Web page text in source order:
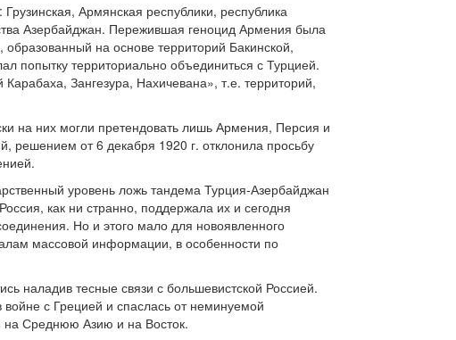
Армянская республики, республика
Азербайджан. Пережившая геноцид Армения была
на основе территорий Бакинской,
попытку территориально объединиться с Турцией.
Зангезура, Нахичевана», т.е. территорий,
на них могли претендовать лишь Армения, Персия и
решением от 6 декабря 1920 г. отклонила просьбу
уровень ложь тандема Турция-Азербайджан
как ни странно, поддержала их и сегодня
Но и этого мало для новоявленного
массовой информации, в особенности по
наладив тесные связи с большевистской Россией.
с Грецией и спаслась от неминуемой
на Среднюю Азию и на Восток.